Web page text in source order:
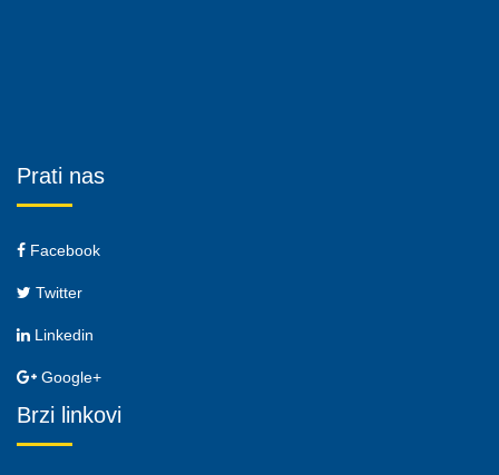
Prati nas
Facebook
Twitter
Linkedin
Google+
Brzi linkovi